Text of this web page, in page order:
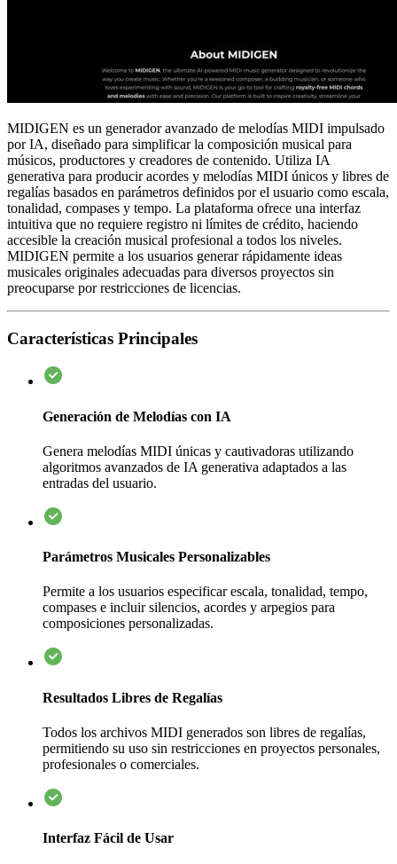
MIDIGEN es un generador avanzado de melodías MIDI impulsado
por IA, diseñado para simplificar la composición musical para
músicos, productores y creadores de contenido. Utiliza IA
generativa para producir acordes y melodías MIDI únicos y libres de
regalías basados en parámetros definidos por el usuario como escala,
tonalidad, compases y tempo. La plataforma ofrece una interfaz
intuitiva que no requiere registro ni límites de crédito, haciendo
accesible la creación musical profesional a todos los niveles.
MIDIGEN permite a los usuarios generar rápidamente ideas
musicales originales adecuadas para diversos proyectos sin
preocuparse por restricciones de licencias.
Características Principales
Generación de Melodías con IA
Genera melodías MIDI únicas y cautivadoras utilizando
algoritmos avanzados de IA generativa adaptados a las
entradas del usuario.
Parámetros Musicales Personalizables
Permite a los usuarios especificar escala, tonalidad, tempo,
compases e incluir silencios, acordes y arpegios para
composiciones personalizadas.
Resultados Libres de Regalías
Todos los archivos MIDI generados son libres de regalías,
permitiendo su uso sin restricciones en proyectos personales,
profesionales o comerciales.
Interfaz Fácil de Usar